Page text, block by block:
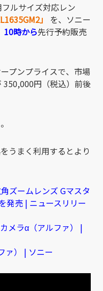
ルサイズ対応レン
」
を、ソニー
10時から先行予約販売
プンプライスで、市場
350,000円（税込）前後
。
うまく利用するとより
ズームレンズ Gマスタ
発売 | ニュースリリー
メラα（アルファ） |
ァ） | ソニー